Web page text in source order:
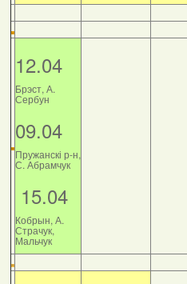
12.04
Брэст, А.
Сербун
09.04
Пружанскі р-н,
С. Абрамчук
15.04
Кобрын, А.
Страчук,
Мальчук